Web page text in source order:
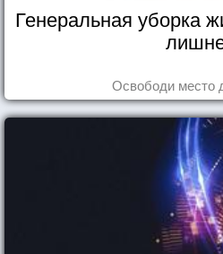
Генеральная уборка
Освободи место